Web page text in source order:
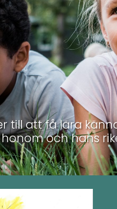
till att få lära
och hans